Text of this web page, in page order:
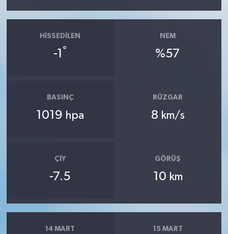
HISSEDILEN
-1 °
NEM
%57
BASINÇ
1019 hpa
RÜZGAR
8 km/s
ÇIY
-7.5
GÖRÜŞ
10 km
14 MART 15 MART